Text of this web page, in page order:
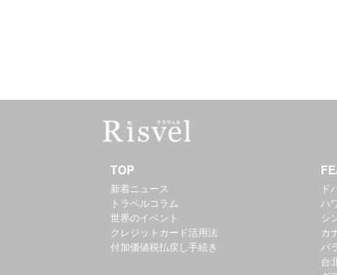
TOP
新着ニュース
トラベルコラム
世界のイベント
クレジットカード活用法
付加価値税払戻し手続き
ド
ハ
シ
カ
パ
台